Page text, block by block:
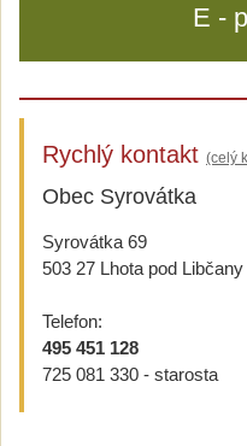
E -
Rychlý kontakt (celý
Obec Syrovátka
Syrovátka 69
503 27 Lhota pod Libčany
Telefon:
495 451 128
725 081 330 - starosta